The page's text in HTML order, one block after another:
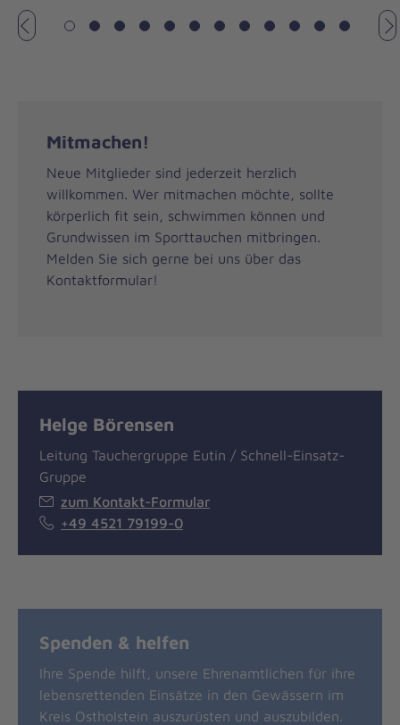
Vorheriges
Mitmachen!
Neue Mitglieder sind jederzeit herzlich
willkommen. Wer mitmachen möchte, sollte
körperlich fit sein, schwimmen können und
Grundwissen im Sporttauchen mitbringen.
Melden Sie sich gerne bei uns über das
Kontaktformular!
Helge Börensen
Leitung Tauchergruppe Eutin / Schnell-Einsatz-
Gruppe
zum Kontakt-Formular
+49 4521 79199-0
Spenden & helfen
Ihre Spende hilft, unsere Ehrenamtlichen für ihre
lebensrettenden Einsätze in den Gewässern im
Kreis Ostholstein auszurüsten und auszubilden.